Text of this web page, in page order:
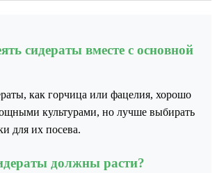
сидераты вместе с основной
как горчица или фацелия, хорошо
культурами, но лучше выбирать
для их посева.
должны расти?